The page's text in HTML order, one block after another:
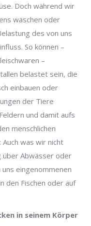
Doch während wir
waschen oder
des von uns
So können –
–
belastet sein, die
einbauen oder
der Tiere
und damit aufs
menschlichen
Auch was wir nicht
Abwässer oder
eingenommenen
den Fischen oder auf
in seinem Körper